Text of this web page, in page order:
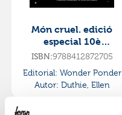
Món cruel. edició
especial 10è
aniversari
ISBN:9788412872705
Editorial: Wonder Ponder
Autor: Duthie, Ellen